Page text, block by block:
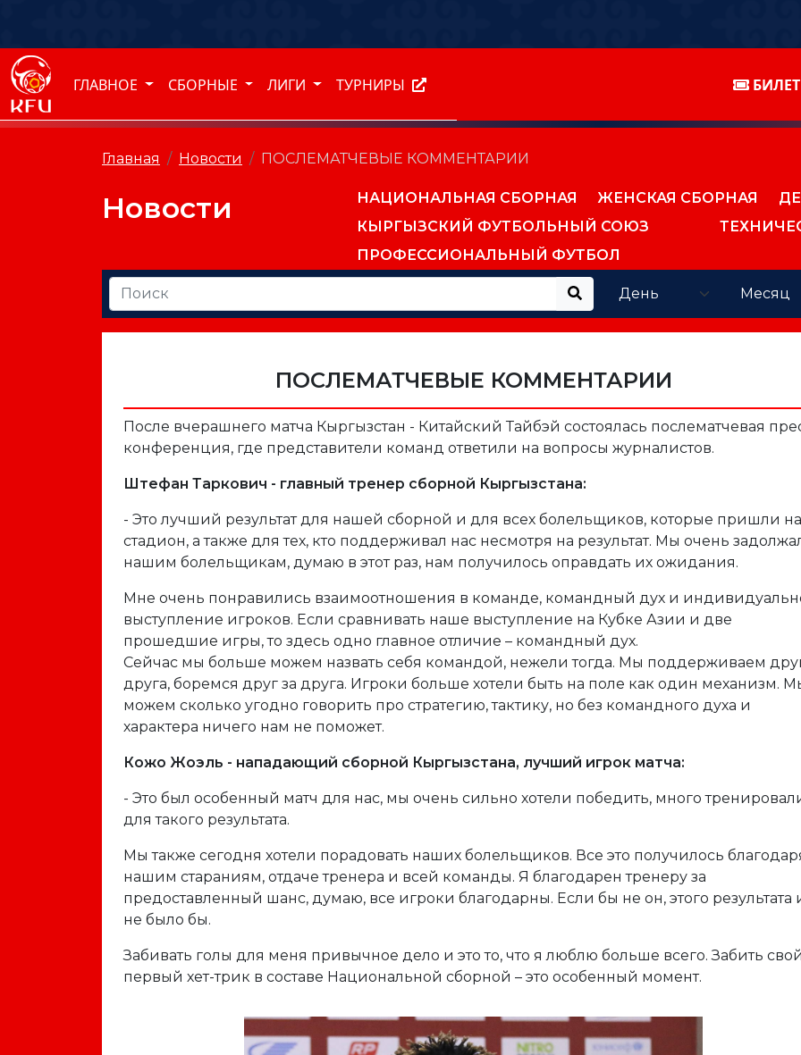
ГЛАВНОЕ СБОРНЫЕ ЛИГИ ТУРНИРЫ
Главная Новости ПОСЛЕМАТЧЕВЫЕ КОММЕНТАРИИ
Новости НАЦИОНАЛЬНАЯ СБОРНАЯ ЖЕНСКАЯ СБОРНАЯ
КЫРГЫЗСКИЙ ФУТБОЛЬНЫЙ СОЮЗ
ПРОФЕССИОНАЛЬНЫЙ ФУТБОЛ
ПОСЛЕМАТЧЕВЫЕ КОММЕНТАРИИ
После вчерашнего матча Кыргызстан - Китайский Тайбэй состоялась послематчевая
конференция, где представители команд ответили на вопросы журналистов.
Штефан Таркович - главный тренер сборной Кыргызстана:
- Это лучший результат для нашей сборной и для всех болельщиков, которые пришли на
стадион, а также для тех, кто поддерживал нас несмотря на результат. Мы очень
нашим болельщикам, думаю в этот раз, нам получилось оправдать их ожидания.
Мне очень понравились взаимоотношения в команде, командный дух и
выступление игроков. Если сравнивать наше выступление на Кубке Азии и две
прошедшие игры, то здесь одно главное отличие – командный дух.
Сейчас мы больше можем назвать себя командой, нежели тогда. Мы поддерживаем
друга, боремся друг за друга. Игроки больше хотели быть на поле как один механизм.
можем сколько угодно говорить про стратегию, тактику, но без командного духа и
характера ничего нам не поможет.
Кожо Жоэль - нападающий сборной Кыргызстана, лучший игрок матча:
- Это был особенный матч для нас, мы очень сильно хотели победить, много
для такого результата.
Мы также сегодня хотели порадовать наших болельщиков. Все это получилось
нашим стараниям, отдаче тренера и всей команды. Я благодарен тренеру за
предоставленный шанс, думаю, все игроки благодарны. Если бы не он, этого результата
не было бы.
Забивать голы для меня привычное дело и это то, что я люблю больше всего. Забить
первый хет-трик в составе Национальной сборной – это особенный момент.